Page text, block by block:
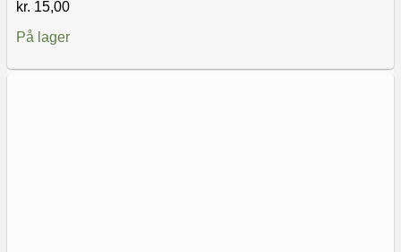
kr. 15,00
På lager